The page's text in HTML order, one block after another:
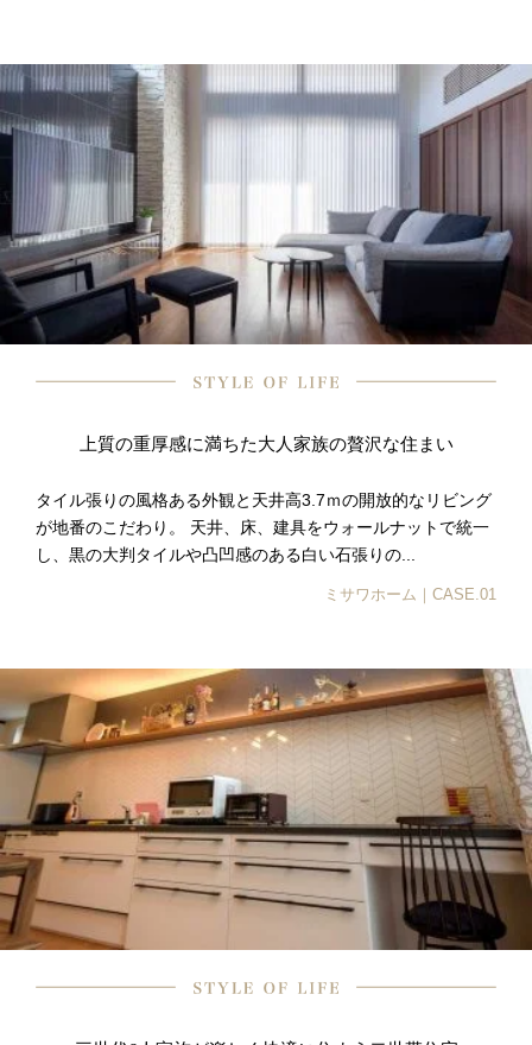
上質の重厚感に満ちた大人家族の贅沢な住まい
タイル張りの風格ある外観と天井高3.7ｍの開放的なリビング
が地番のこだわり。 天井、床、建具をウォールナットで統一
し、黒の大判タイルや凸凹感のある白い石張りの...
ミサワホーム｜CASE.01